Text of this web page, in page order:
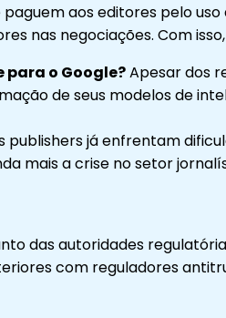
aos editores pelo
nas negociações. Com
o Google?Apesar dos
de seus modelos de
publishers já enfrentam
mais a crise no setor
das autoridades
com reguladores